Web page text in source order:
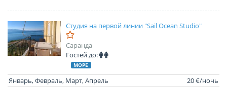
Студия на первой линии "Sail Ocean Studio"
Саранда
Гостей до:
МОРЕ
Январь, Февраль, Март, Апрель
20 €/ночь